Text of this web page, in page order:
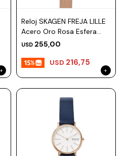
Reloj SKAGEN FREJA LILLE
Acero Oro Rosa Esfera
26mm
USD 255,00
USD 216,75